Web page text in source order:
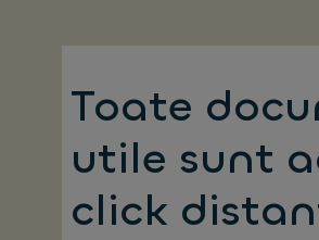
Toate
utile sunt
click